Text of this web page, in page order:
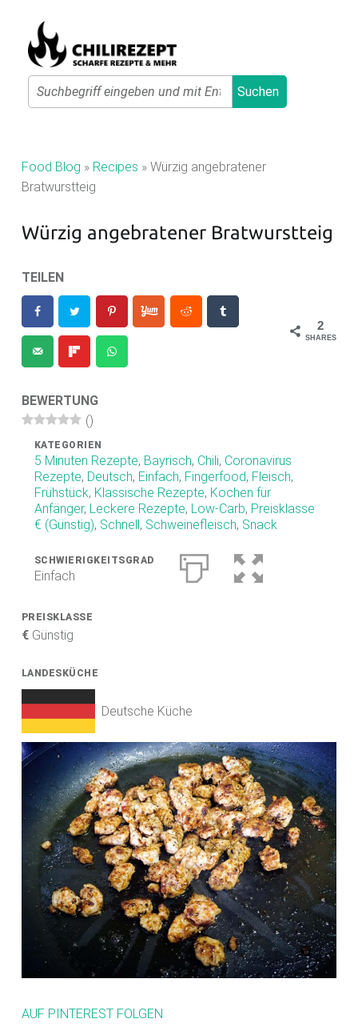
Search
Suchen
I
L
R
Z
E
P
T
D
E
F
O
O
D
B
L
G
Food Blog » Recipes » Würzig angebratener
Bratwurstteig
Würzig angebratener Bratwurstteig
TEILEN
2
SHARES
BEWERTUNG
()
KATEGORIEN
5 Minuten Rezepte, Bayrisch, Chili, Coronavirus
Rezepte, Deutsch, Einfach, Fingerfood, Fleisch,
Frühstück, Klassische Rezepte, Kochen für
Anfänger, Leckere Rezepte, Low-Carb, Preisklasse
€ (Günstig), Schnell, Schweinefleisch, Snack
SCHWIERIGKEITSGRAD
Einfach
PREISKLASSE
€Günstig
LANDESKÜCHE
Deutsche Küche
AUF PINTEREST FOLGEN